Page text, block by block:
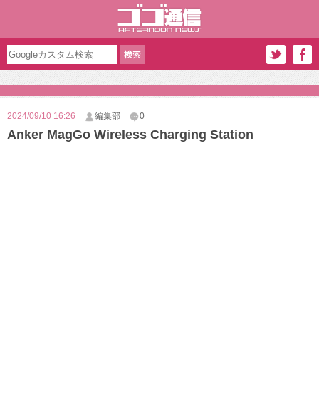
2024/09/10 16:26 編集部 0
Anker MagGo Wireless Charging Station